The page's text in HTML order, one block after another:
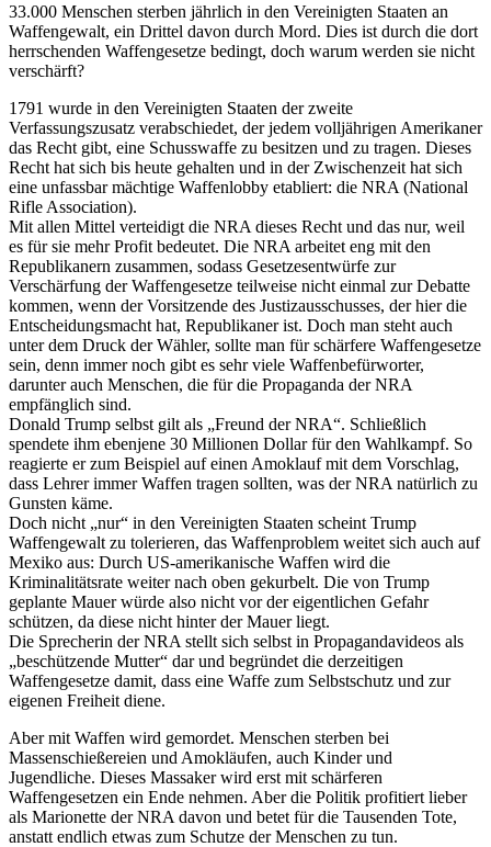
33.000 Menschen sterben jährlich in den Vereinigten Staaten an
Waffengewalt, ein Drittel davon durch Mord. Dies ist durch die dort
herrschenden Waffengesetze bedingt, doch warum werden sie nicht
verschärft?
1791 wurde in den Vereinigten Staaten der zweite
Verfassungszusatz verabschiedet, der jedem volljährigen Amerikaner
das Recht gibt, eine Schusswaffe zu besitzen und zu tragen. Dieses
Recht hat sich bis heute gehalten und in der Zwischenzeit hat sich
eine unfassbar mächtige Waffenlobby etabliert: die NRA (National
Rifle Association).
Mit allen Mittel verteidigt die NRA dieses Recht und das nur, weil
es für sie mehr Profit bedeutet. Die NRA arbeitet eng mit den
Republikanern zusammen, sodass Gesetzesentwürfe zur
Verschärfung der Waffengesetze teilweise nicht einmal zur Debatte
kommen, wenn der Vorsitzende des Justizausschusses, der hier die
Entscheidungsmacht hat, Republikaner ist. Doch man steht auch
unter dem Druck der Wähler, sollte man für schärfere Waffengesetze
sein, denn immer noch gibt es sehr viele Waffenbefürworter,
darunter auch Menschen, die für die Propaganda der NRA
empfänglich sind.
Donald Trump selbst gilt als „Freund der NRA“. Schließlich
spendete ihm ebenjene 30 Millionen Dollar für den Wahlkampf. So
reagierte er zum Beispiel auf einen Amoklauf mit dem Vorschlag,
dass Lehrer immer Waffen tragen sollten, was der NRA natürlich zu
Gunsten käme.
Doch nicht „nur“ in den Vereinigten Staaten scheint Trump
Waffengewalt zu tolerieren, das Waffenproblem weitet sich auch auf
Mexiko aus: Durch US-amerikanische Waffen wird die
Kriminalitätsrate weiter nach oben gekurbelt. Die von Trump
geplante Mauer würde also nicht vor der eigentlichen Gefahr
schützen, da diese nicht hinter der Mauer liegt.
Die Sprecherin der NRA stellt sich selbst in Propagandavideos als
„beschützende Mutter“ dar und begründet die derzeitigen
Waffengesetze damit, dass eine Waffe zum Selbstschutz und zur
eigenen Freiheit diene.
Aber mit Waffen wird gemordet. Menschen sterben bei
Massenschießereien und Amokläufen, auch Kinder und
Jugendliche. Dieses Massaker wird erst mit schärferen
Waffengesetzen ein Ende nehmen. Aber die Politik profitiert lieber
als Marionette der NRA davon und betet für die Tausenden Tote,
anstatt endlich etwas zum Schutze der Menschen zu tun.